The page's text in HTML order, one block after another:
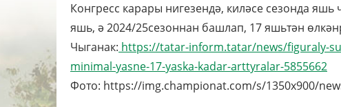
Конгресс карары нигезендә, киләсе сезонда
яшь, ә 2024/25сезоннан башлап, 17 яшьтән
Чыганак: https://tatar-inform.tatar/news/figuraly-
minimal-yasne-17-yaska-kadar-arttyralar-5855662
Фото: https://img.championat.com/s/1350x900/